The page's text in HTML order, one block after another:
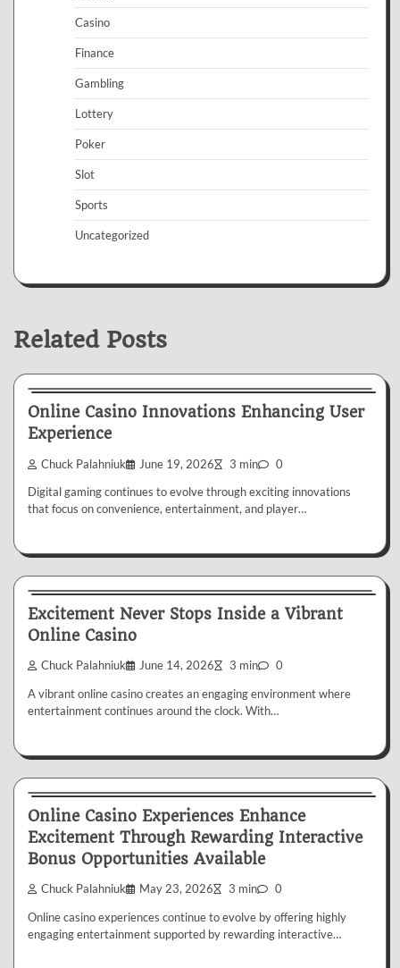
Casino
Finance
Gambling
Lottery
Poker
Slot
Sports
Uncategorized
Related Posts
Online Casino Innovations Enhancing User
Experience
Chuck Palahniuk June 19, 2026 3 min 0
Digital gaming continues to evolve through exciting innovations
that focus on convenience, entertainment, and player…
Excitement Never Stops Inside a Vibrant
Online Casino
Chuck Palahniuk June 14, 2026 3 min 0
A vibrant online casino creates an engaging environment where
entertainment continues around the clock. With…
Online Casino Experiences Enhance
Excitement Through Rewarding Interactive
Bonus Opportunities Available
Chuck Palahniuk May 23, 2026 3 min 0
Online casino experiences continue to evolve by offering highly
engaging entertainment supported by rewarding interactive…